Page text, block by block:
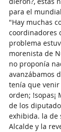
para el
"Hay muchas
coordinadores
problema
morenista de
no proponía
avanzábamos
tenía que
orden; !sopas¡
de los
exhibida. la de
Alcalde y la